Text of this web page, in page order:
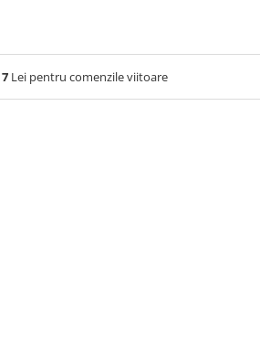
7 Lei pentru comenzile viitoare